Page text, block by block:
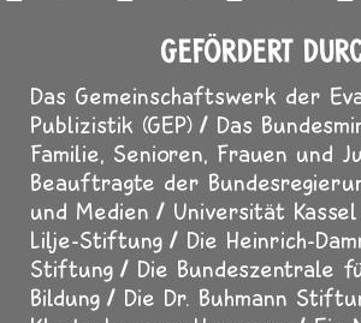
GEFÖRDERT
Das Gemeinschaftswerk der
Publizistik (GEP)
Das
Familie, Senioren, Frauen und
Beauftragte der
und Medien
Universität Kassel
Lilje-Stiftung
Die Heinrich-
Stiftung
Die Bundeszentrale
Bildung
Die Dr. Buhmann